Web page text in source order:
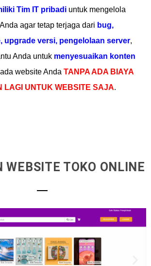
Tim IT pribadiuntuk mengelola
agar tetap terjaga dari bug,
upgrade versi, pengelolaan server,
Anda untuk menyesuaikan konten
website Anda TANPA ADA BIAYA
LAGI UNTUK WEBSITE SAJA.
TOKO ONLINE